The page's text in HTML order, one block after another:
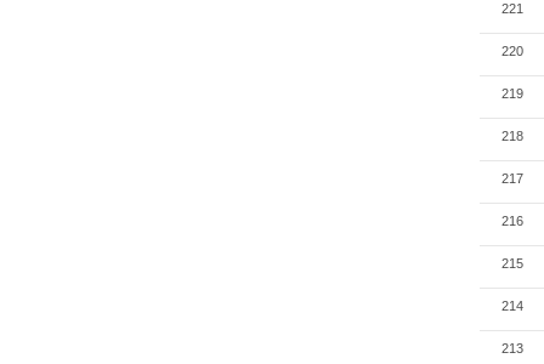
221
220
219
218
217
216
215
214
213